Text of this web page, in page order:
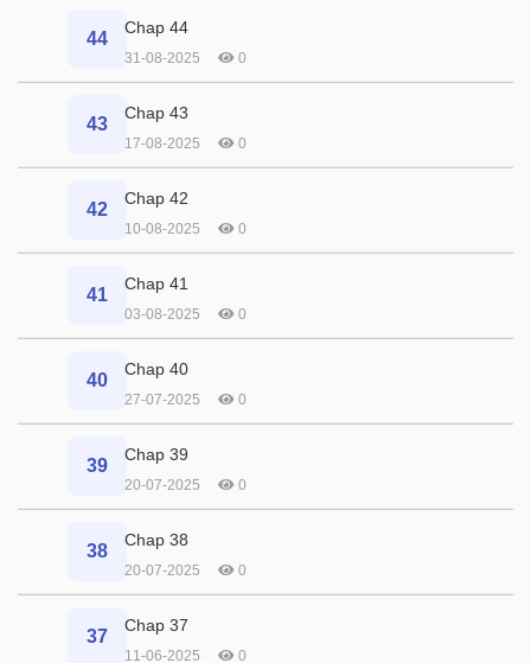
44
Chap 44
31-08-2025 0
43
Chap 43
17-08-2025 0
42
Chap 42
10-08-2025 0
41
Chap 41
03-08-2025 0
40
Chap 40
27-07-2025 0
39
Chap 39
20-07-2025 0
38
Chap 38
20-07-2025 0
37
Chap 37
11-06-2025 0